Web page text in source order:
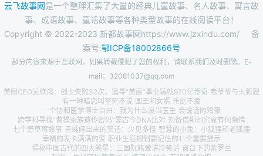
云飞故事网是一个整理汇集了大量的经典儿童故事、名人故事、寓言故
事、成语故事、童话故事等各种类型故事的在线阅读平台！
Copyright © 2022-2023 新都故事网https://www.jzxindu.com/
备
案号:鄂ICP备18002866号
部分内容来源于互联网，如果转载侵犯了您的权利，请联系我们及时删除。E-
mail：32081037@qq.com
美图CEO吴欣鸿：创业失败32次，追寻“美丽”事业铸就970亿传奇 老爷爷与火狐狸
有一种暗恋叫至死不说 国王和女婿 乐此不疲
一个协和医学博士自白：我为什么没当医生 会说话的鸡蛋
跨学科寻找“曹操家族遗传密码”需古今DNA比对 刘备借荆州究竟有何隐情
七个野草莓故事 青蛙闹出来的笑话：少见多怪 智慧的小兔：小狐狸和老狐狸
幸福的发卡满满的爱 职业生涯规划要记住的11个重要提示
揭秘中国古代的四大笑星：三国阮籍爱讲冷笑话 窗台下的紫罗兰